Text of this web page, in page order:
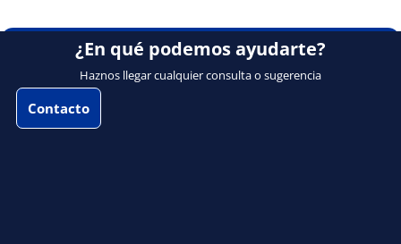
¿En qué podemos ayudarte?
Haznos llegar cualquier consulta o sugerencia
Contacto